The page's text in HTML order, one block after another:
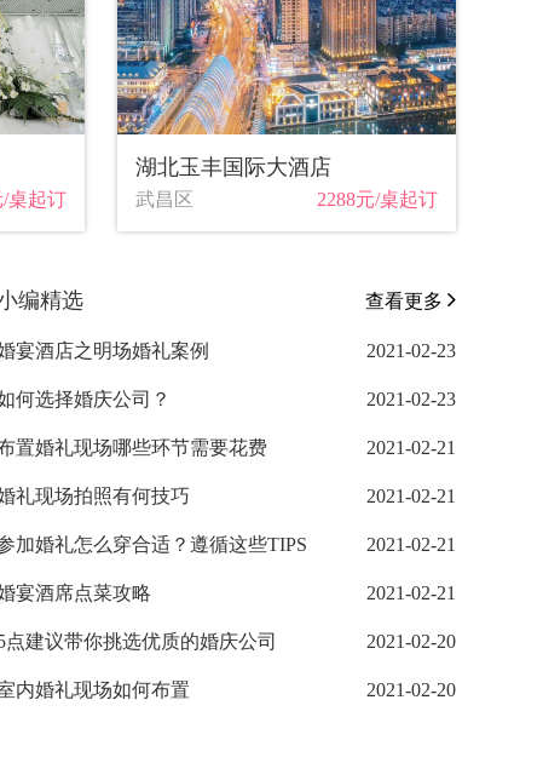
/桌起订
湖北玉丰国际大酒店
武昌区 2288元/桌起订
编精选 查看更多
宴酒店之明场婚礼案例 2021-02-23
何选择婚庆公司？ 2021-02-23
置婚礼现场哪些环节需要花费 2021-02-21
礼现场拍照有何技巧 2021-02-21
加婚礼怎么穿合适？遵循这些TIPS 2021-02-21
宴酒席点菜攻略 2021-02-21
点建议带你挑选优质的婚庆公司 2021-02-20
内婚礼现场如何布置 2021-02-20